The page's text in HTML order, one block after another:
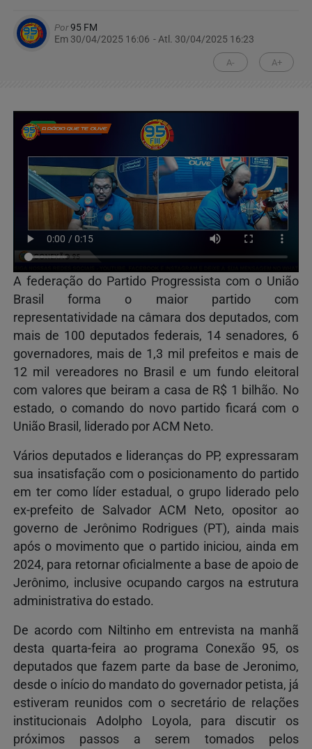
Por95 FM
Em 30/04/2025 16:06 - Atl. 30/04/2025 16:23
A- A+
A federação do Partido Progressista com o União
Brasil forma o maior partido com
representatividade na câmara dos deputados, com
mais de 100 deputados federais, 14 senadores, 6
governadores, mais de 1,3 mil prefeitos e mais de
12 mil vereadores no Brasil e um fundo eleitoral
com valores que beiram a casa de R$ 1 bilhão. No
estado, o comando do novo partido ficará com o
União Brasil, liderado por ACM Neto.
Vários deputados e lideranças do PP, expressaram
sua insatisfação com o posicionamento do partido
em ter como líder estadual, o grupo liderado pelo
ex-prefeito de Salvador ACM Neto, opositor ao
governo de Jerônimo Rodrigues (PT), ainda mais
após o movimento que o partido iniciou, ainda em
2024, para retornar oficialmente a base de apoio de
Jerônimo, inclusive ocupando cargos na estrutura
administrativa do estado.
De acordo com Niltinho em entrevista na manhã
desta quarta-feira ao programa Conexão 95, os
deputados que fazem parte da base de Jeronimo,
desde o início do mandato do governador petista, já
estiveram reunidos com o secretário de relações
institucionais Adolpho Loyola, para discutir os
próximos passos a serem tomados pelos